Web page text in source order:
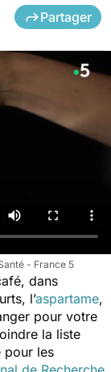
Partager
- France 5
dans
l’aspartame,
pour votre
la liste
pour les